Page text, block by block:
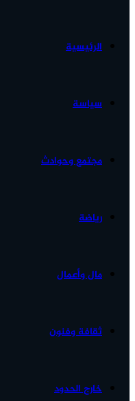
الرئيسية
سياسة
مجتمع وحوادث
رياضة
مال وأعمال
ثقافة وفنون
خارج الحدود